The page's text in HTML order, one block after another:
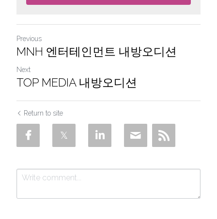
Previous
MNH 엔터테인먼트 내방오디션
Next
TOP MEDIA 내방오디션
Return to site